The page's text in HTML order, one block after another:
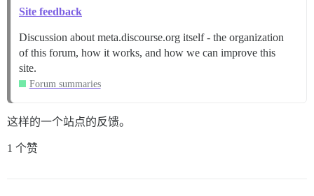
Site feedback
Discussion about meta.discourse.org itself - the organization
of this forum, how it works, and how we can improve this
site.
Forum summaries
这样的一个站点的反馈。
1 个赞